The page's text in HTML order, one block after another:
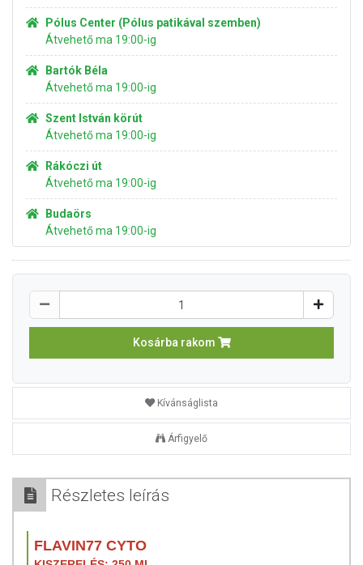
Pólus Center (Pólus patikával szemben)
Átvehető ma 19:00-ig
Bartók Béla
Átvehető ma 19:00-ig
Szent István körút
Átvehető ma 19:00-ig
Rákóczi út
Átvehető ma 19:00-ig
Budaörs
Átvehető ma 19:00-ig
Kosárba rakom
Kívánságlista
Árfigyelő
Részletes leírás
FLAVIN77 CYTO